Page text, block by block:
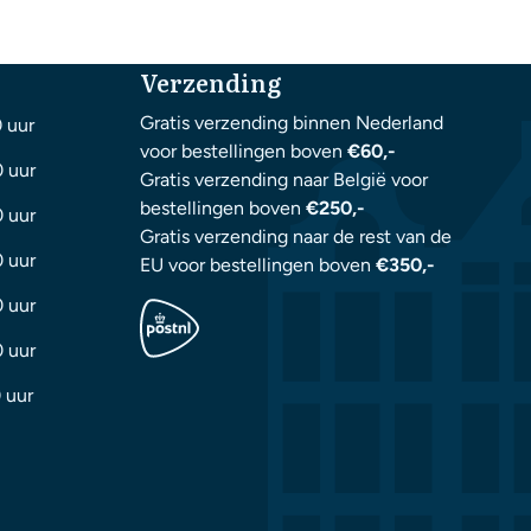
uur
uur
uur
uur
uur
uur
uur
Verzending
Gratis verzending binnen Nederland
voor bestellingen boven€60,-
Gratis verzending naar België voor
bestellingen boven€250,-
Gratis verzending naar de rest van de
EU voor bestellingen boven€350,-